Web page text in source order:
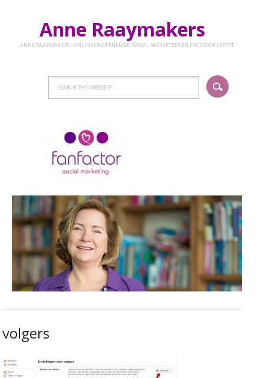
Anne Raaymakers
ANNE RAAYMAKERS - ONLINE ONDERNEMER, SOCIAL MARKETEER EN FACEBOOKEXPERT
volgers